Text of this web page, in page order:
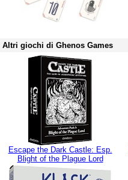
Altri giochi di Ghenos Games
Escape the Dark Castle: Esp.
Blight of the Plague Lord